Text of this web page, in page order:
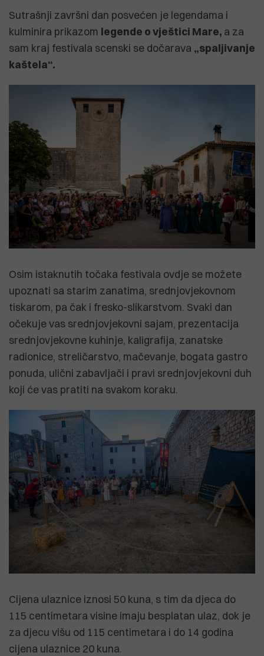
Sutrašnji završni dan posvećen je legendama i
kulminira prikazom legende o vještici Mare, a za
sam kraj festivala scenski se dočarava „spaljivanje
kaštela“.
Osim istaknutih točaka festivala ovdje se možete
upoznati sa starim zanatima, srednjovjekovnom
tiskarom, pa čak i fresko-slikarstvom. Svaki dan
očekuje vas srednjovjekovni sajam, prezentacija
srednjovjekovne kuhinje, kaligrafija, zanatske
radionice, streličarstvo, mačevanje, bogata gastro
ponuda, ulični zabavljači i pravi srednjovjekovni duh
koji će vas pratiti na svakom koraku.
Cijena ulaznice iznosi 50 kuna, s tim da djeca do
115 centimetara visine imaju besplatan ulaz, dok je
za djecu višu od 115 centimetara i do 14 godina
cijena ulaznice 20 kuna.